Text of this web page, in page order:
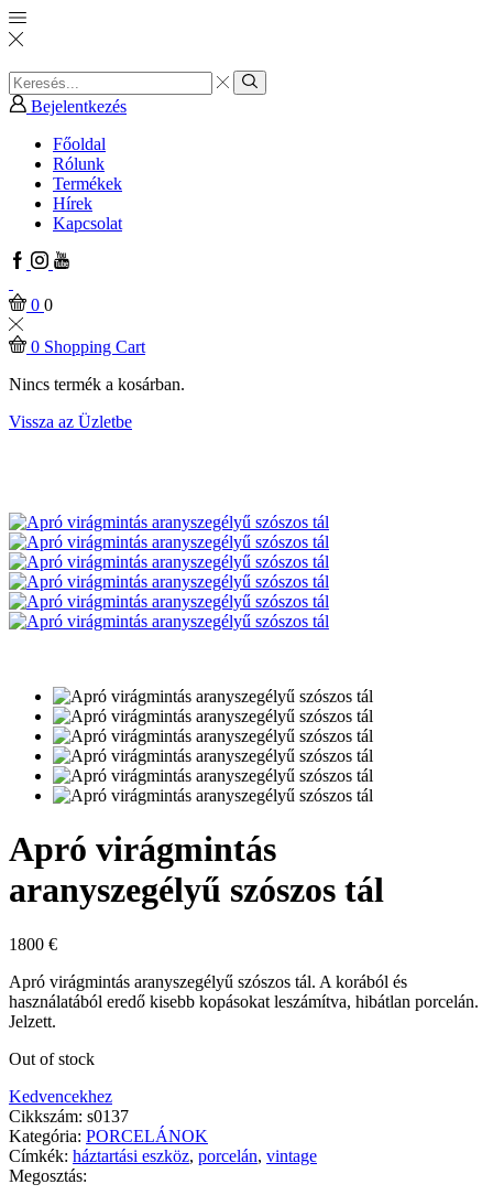
Search
input
Search
Bejelentkezés
Főoldal
Rólunk
Termékek
Hírek
Kapcsolat
Facebook
Instagram
Youtube
0 0
0 Shopping Cart
Nincs termék a kosárban.
Vissza az Üzletbe
Apró virágmintás
aranyszegélyű szószos tál
1800 €
Apró virágmintás aranyszegélyű szószos tál. A korából és
használatából eredő kisebb kopásokat leszámítva, hibátlan porcelán.
Jelzett.
Out of stock
Kedvencekhez
Cikkszám: s0137
Kategória: PORCELÁNOK
Címkék: háztartási eszköz, porcelán, vintage
Megosztás: